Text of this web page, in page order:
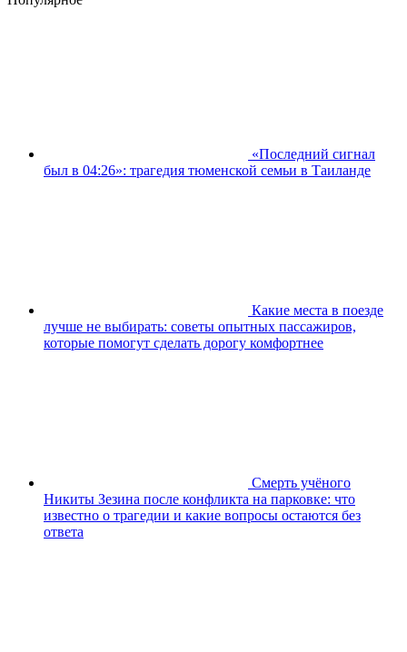
«Последний сигнал
был в 04:26»: трагедия тюменской семьи в Таиланде
Какие места в поезде
лучше не выбирать: советы опытных пассажиров,
которые помогут сделать дорогу комфортнее
Смерть учёного
Никиты Зезина после конфликта на парковке: что
известно о трагедии и какие вопросы остаются без
ответа